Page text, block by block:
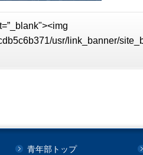
usr/link_banner/
青年部トップ